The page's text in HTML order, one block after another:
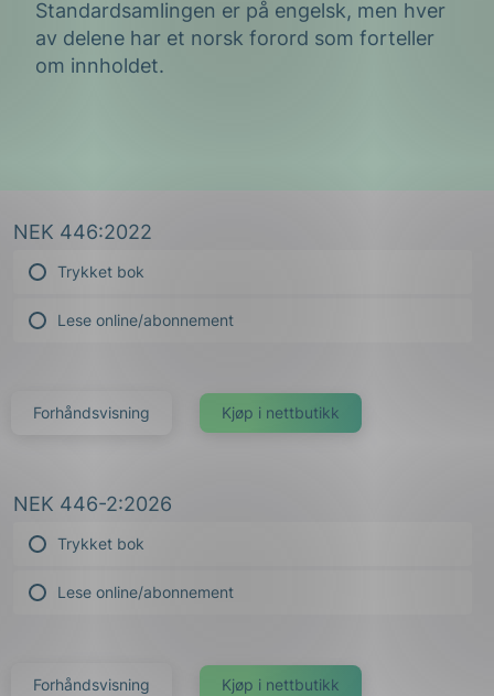
Standardsamlingen er på engelsk, men hver
av delene har et norsk forord som forteller
om innholdet.
NEK 446:2022
Trykket bok
Lese online/abonnement
Forhåndsvisning
NEK 446-2:2026
Trykket bok
Lese online/abonnement
Forhåndsvisning